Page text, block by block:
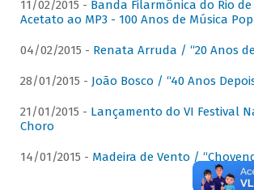
11/02/2015 - Banda Filarmônica do Rio
Acetato ao MP3 - 100 Anos de Música
04/02/2015 - Renata Arruda / “20 Anos
28/01/2015 - João Bosco / “40 Anos
21/01/2015 - Lançamento do VI Festival
Choro
14/01/2015 - Madeira de Vento /